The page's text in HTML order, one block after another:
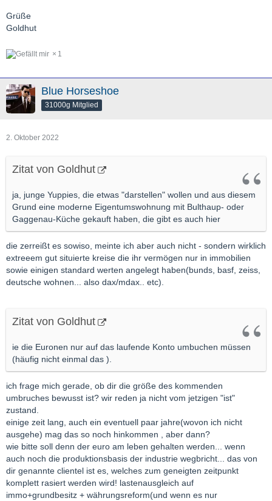
Grüße
Goldhut
1
Blue Horseshoe
31000g Mitglied
2. Oktober 2022
Zitat von Goldhut
ja, junge Yuppies, die etwas "darstellen" wollen und aus diesem
Grund eine moderne Eigentumswohnung mit Bulthaup- oder
Gaggenau-Küche gekauft haben, die gibt es auch hier
die zerreißt es sowiso, meinte ich aber auch nicht - sondern wirklich
extreeem gut situierte kreise die ihr vermögen nur in immobilien
sowie einigen standard werten angelegt haben(bunds, basf, zeiss,
deutsche wohnen... also dax/mdax.. etc).
Zitat von Goldhut
ie die Euronen nur auf das laufende Konto umbuchen müssen
(häufig nicht einmal das ).
ich frage mich gerade, ob dir die größe des kommenden
umbruches bewusst ist? wir reden ja nicht vom jetzigen "ist"
zustand.
einige zeit lang, auch ein eventuell paar jahre(wovon ich nicht
ausgehe) mag das so noch hinkommen , aber dann?
wie bitte soll denn der euro am leben gehalten werden... wenn
auch noch die produktionsbasis der industrie wegbricht... das von
dir genannte clientel ist es, welches zum geneigten zeitpunkt
komplett rasiert werden wird! lastenausgleich auf
immo+grundbesitz + währungsreform(und wenn es nur